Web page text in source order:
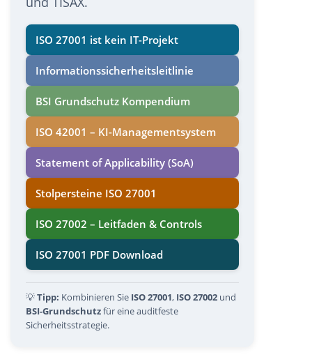
ISO 27001 ist kein IT-Projekt
Informations­sicherheits­leitlinie
BSI Grundschutz Kompendium
ISO 42001 – KI-Managementsystem
Statement of Applicability (SoA)
Stolpersteine ISO 27001
ISO 27002 – Leitfaden & Controls
ISO 27001 PDF Download
💡Tipp: Kombinieren Sie ISO 27001, ISO 27002 und
BSI-Grundschutzfür eine auditfeste
Sicherheitsstrategie.